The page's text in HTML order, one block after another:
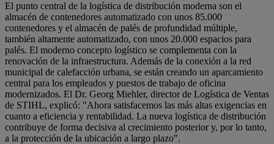
El punto central de la logística de distribución moderna son el
almacén de contenedores automatizado con unos 85.000
contenedores y el almacén de palés de profundidad múltiple,
también altamente automatizado, con unos 20.000 espacios para
palés. El moderno concepto logístico se complementa con la
renovación de la infraestructura. Además de la conexión a la red
municipal de calefacción urbana, se están creando un aparcamiento
central para los empleados y puestos de trabajo de oficina
modernizados. El Dr. Georg Miehler, director de Logística de Ventas
de STIHL, explicó: "Ahora satisfacemos las más altas exigencias en
cuanto a eficiencia y rentabilidad. La nueva logística de distribución
contribuye de forma decisiva al crecimiento posterior y, por lo tanto,
a la protección de la ubicación a largo plazo".